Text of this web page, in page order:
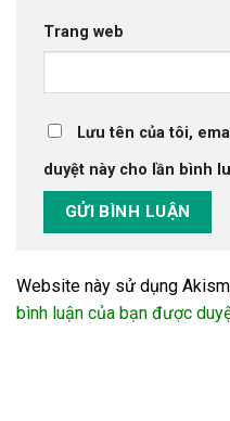
Trang web
Lưu tên của tôi,
duyệt này cho lần bình
Website này sử dụng
bình luận của bạn được